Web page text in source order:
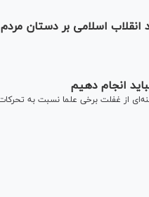
اسلامی بر دستان مردم
انجام دهیم
از غفلت برخی علما نسبت به